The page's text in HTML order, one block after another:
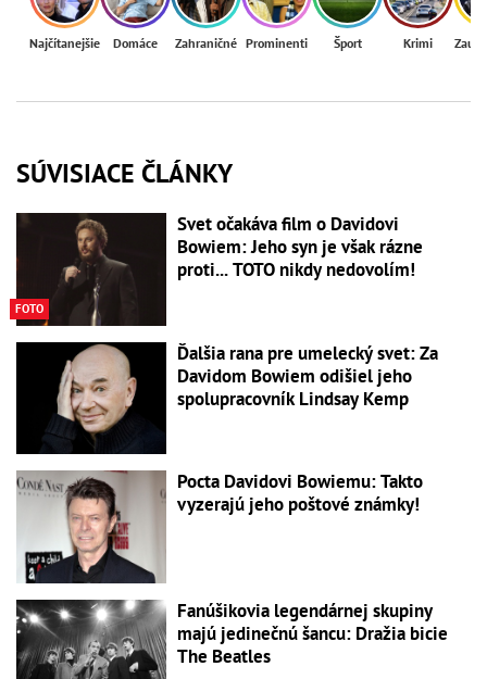
Najčítanejšie Domáce Zahraničné Prominenti Šport Krimi
SÚVISIACE ČLÁNKY
FOTO
Svet očakáva film o Davidovi
Bowiem: Jeho syn je však rázne
proti... TOTO nikdy nedovolím!
Ďalšia rana pre umelecký svet: Za
Davidom Bowiem odišiel jeho
spolupracovník Lindsay Kemp
Pocta Davidovi Bowiemu: Takto
vyzerajú jeho poštové známky!
Fanúšikovia legendárnej skupiny
majú jedinečnú šancu: Dražia bicie
The Beatles